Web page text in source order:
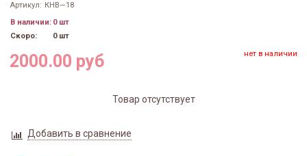
Артикул: КНВ—18
В наличии: 0 шт
Скоро:
0 шт
2000.00 руб нет в наличии
Товар отсутствует
Добавить в сравнение